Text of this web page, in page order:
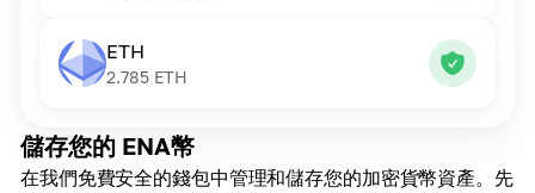
儲存您的 ENA幣
在我們免費安全的錢包中管理和儲存您的加密貨幣資產。先
ETH
2.785 ETH